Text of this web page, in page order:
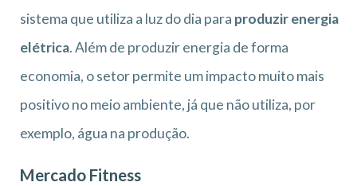
sistema que utiliza a luz do dia para produzir energia
elétrica. Além de produzir energia de forma
economia, o setor permite um impacto muito mais
positivo no meio ambiente, já que não utiliza, por
exemplo, água na produção.
Mercado Fitness